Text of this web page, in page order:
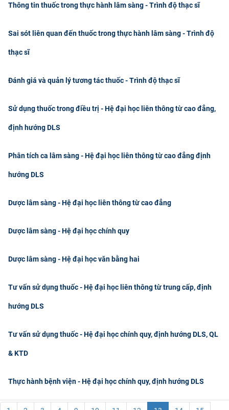
Thông tin thuốc trong thực hành lâm sàng - Trình độ thạc sĩ
Sai sót liên quan đến thuốc trong thực hành lâm sàng - Trình độ
thạc sĩ
Đánh giá và quản lý tương tác thuốc - Trình độ thạc sĩ
Sử dụng thuốc trong điều trị - Hệ đại học liên thông từ cao đẳng,
định hướng DLS
Phân tích ca lâm sàng - Hệ đại học liên thông từ cao đẳng định
hướng DLS
Dược lâm sàng - Hệ đại học liên thông từ cao đẳng
Dược lâm sàng - Hệ đại học chính quy
Dược lâm sàng - Hệ đại học văn bằng hai
Tư vấn sử dụng thuốc - Hệ đại học liên thông từ trung cấp, định
hướng DLS
Tư vấn sử dụng thuốc - Hệ đại học chính quy, định hướng DLS, QL
& KTD
Thực hành bệnh viện - Hệ đại học chính quy, định hướng DLS